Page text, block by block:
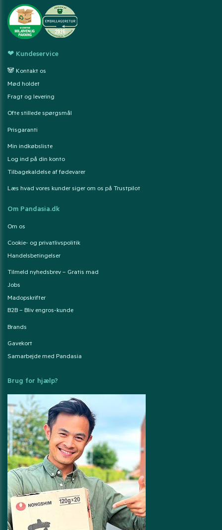
❤ Kundeservice
🐼 Kontakt os
Mød holdet
Fragt og levering
Ofte stillede spørgsmål
Prisgaranti
Min indkøbsliste
Log ind på din konto
Tilbagekaldelse af fødevarer
Læs hvad vores kunder siger om os på Trustpilot
Om Pandasia.dk
Om os
Cookie- og privatlivspolitik
Handelsbetingelser
Tilmeld nyhedsbrev – Gratis mad
Jobs
Madopskrifter
B2B – Bliv engros-kunde
Brands
Gavekort
Samarbejde med Pandasia
Brug for hjælp?